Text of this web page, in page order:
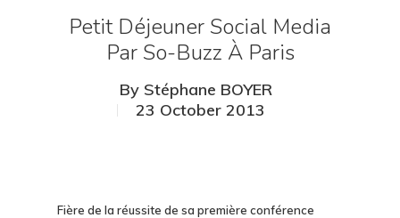
Petit Déjeuner Social Media
Par So-Buzz À Paris
By Stéphane BOYER
23 October 2013
Fière de la réussite de sa première conférence